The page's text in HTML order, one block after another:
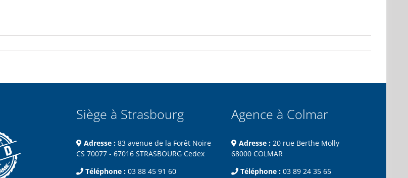
Siège à Strasbourg
Adresse : 83 avenue de la Forêt Noire
CS 70077 - 67016 STRASBOURG Cedex
Téléphone : 03 88 45 91 60
Agence à Colmar
Adresse : 20 rue Berthe Molly
68000 COLMAR
Téléphone : 03 89 24 35 65